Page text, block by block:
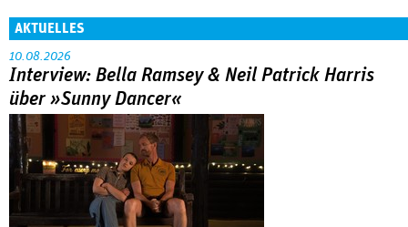
AKTUELLES
10.08.2026
Interview: Bella Ramsey & Neil Patrick Harris
über »Sunny Dancer«